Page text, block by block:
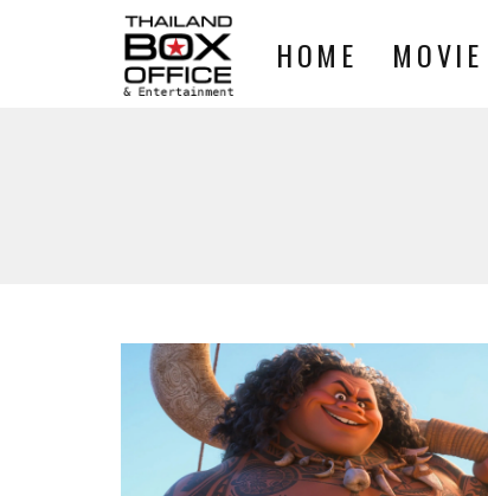
HOME MOVIE